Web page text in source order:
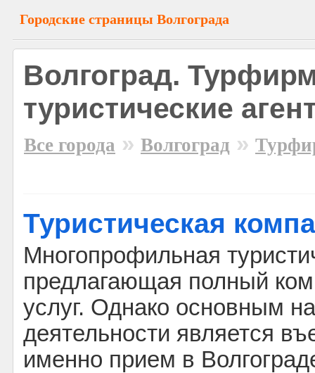
Городские страницы Волгограда
Волгоград.
туристические
Все города » Волгоград »
Туристическая
Многопрофильная
предлагающая полный
услуг. Однако основным
деятельности является
именно прием в